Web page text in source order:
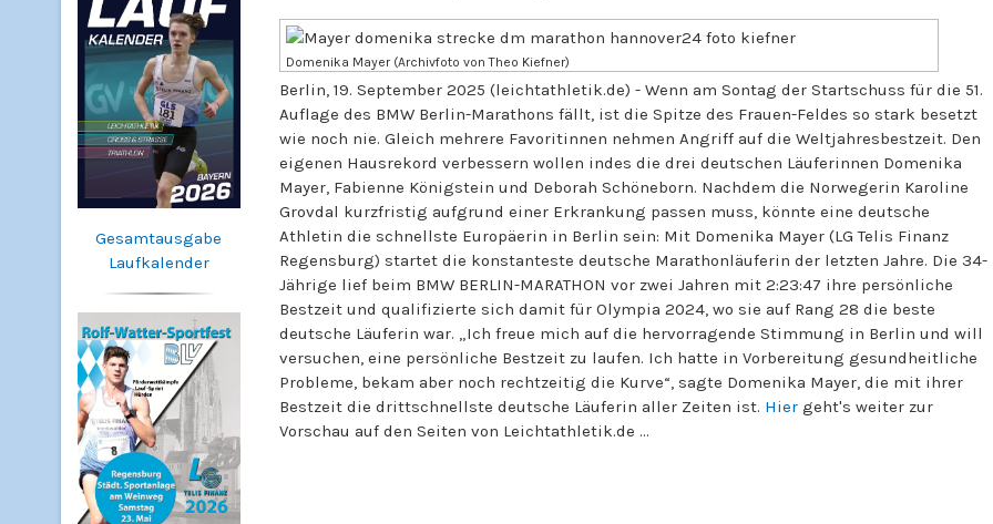
Gesamtausgabe
Laufkalender
Domenika Mayer (Archivfoto von Theo Kiefner)
Berlin, 19. September 2025 (leichtathletik.de) - Wenn am Sontag der Startschuss für die 51.
Auflage des BMW Berlin-Marathons fällt, ist die Spitze des Frauen-Feldes so stark besetzt
wie noch nie. Gleich mehrere Favoritinnen nehmen Angriff auf die Weltjahresbestzeit. Den
eigenen Hausrekord verbessern wollen indes die drei deutschen Läuferinnen Domenika
Mayer, Fabienne Königstein und Deborah Schöneborn. Nachdem die Norwegerin Karoline
Grovdal kurzfristig aufgrund einer Erkrankung passen muss, könnte eine deutsche
Athletin die schnellste Europäerin in Berlin sein: Mit Domenika Mayer (LG Telis Finanz
Regensburg) startet die konstanteste deutsche Marathonläuferin der letzten Jahre. Die 34-
Jährige lief beim BMW BERLIN-MARATHON vor zwei Jahren mit 2:23:47 ihre persönliche
Bestzeit und qualifizierte sich damit für Olympia 2024, wo sie auf Rang 28 die beste
deutsche Läuferin war. „Ich freue mich auf die hervorragende Stimmung in Berlin und will
versuchen, eine persönliche Bestzeit zu laufen. Ich hatte in Vorbereitung gesundheitliche
Probleme, bekam aber noch rechtzeitig die Kurve“, sagte Domenika Mayer, die mit ihrer
Bestzeit die drittschnellste deutsche Läuferin aller Zeiten ist. Hiergeht's weiter zur
Vorschau auf den Seiten von Leichtathletik.de ...